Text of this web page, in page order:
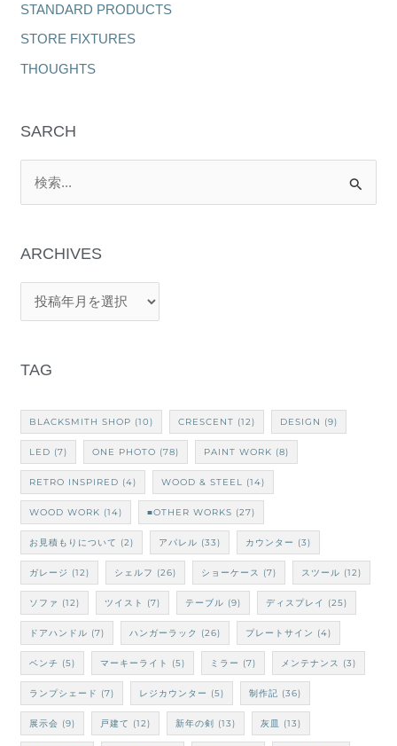
STANDARD PRODUCTS
STORE FIXTURES
THOUGHTS
SARCH
TAG
BLACKSMITH SHOP (10) CRESCENT (12) DESIGN (9)
LED (7) ONE PHOTO (78) PAINT WORK (8)
RETRO INSPIRED (4) WOOD & STEEL (14)
WOOD WORK (14) ■OTHER WORKS (27)
お見積もりについて (2) アパレル (33) カウンター (3)
ガレージ (12) シェルフ (26) ショーケース (7) スツール (12)
ソファ (12) ツイスト (7) テーブル (9) ディスプレイ (25)
ドアハンドル (7) ハンガーラック (26) プレートサイン (4)
ベンチ (5) マーキーライト (5) ミラー (7) メンテナンス (3)
ランプシェード (7) レジカウンター (5) 制作記 (36)
展示会 (9) 戸建て (12) 新年の剣 (13) 灰皿 (13)